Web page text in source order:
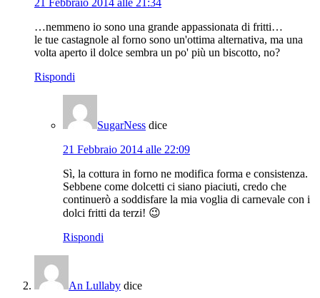
…nemmeno io sono una grande appassionata di fritti…
le tue castagnole al forno sono un'ottima alternativa, ma una
volta aperto il dolce sembra un po' più un biscotto, no?
Rispondi
SugarNess dice
21 Febbraio 2014 alle 22:09
Sì, la cottura in forno ne modifica forma e consistenza.
Sebbene come dolcetti ci siano piaciuti, credo che
continuerò a soddisfare la mia voglia di carnevale con i
dolci fritti da terzi! 😉
Rispondi
An Lullaby dice